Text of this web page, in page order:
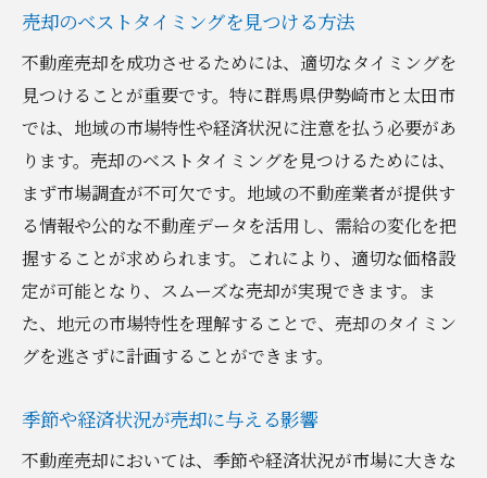
売却のベストタイミングを見つける方法
不動産売却を成功させるためには、適切なタイミングを
見つけることが重要です。特に群馬県伊勢崎市と太田市
では、地域の市場特性や経済状況に注意を払う必要があ
ります。売却のベストタイミングを見つけるためには、
まず市場調査が不可欠です。地域の不動産業者が提供す
る情報や公的な不動産データを活用し、需給の変化を把
握することが求められます。これにより、適切な価格設
定が可能となり、スムーズな売却が実現できます。ま
た、地元の市場特性を理解することで、売却のタイミン
グを逃さずに計画することができます。
季節や経済状況が売却に与える影響
不動産売却においては、季節や経済状況が市場に大きな